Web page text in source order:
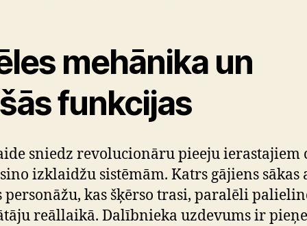
mehānika un
funkcijas
sniedz revolucionāru pieeju ierastajiem
izklaidžu sistēmām. Katrs gājiens sākas
personāžu, kas šķērso trasi, paralēli
reāllaikā. Dalībnieka uzdevums ir